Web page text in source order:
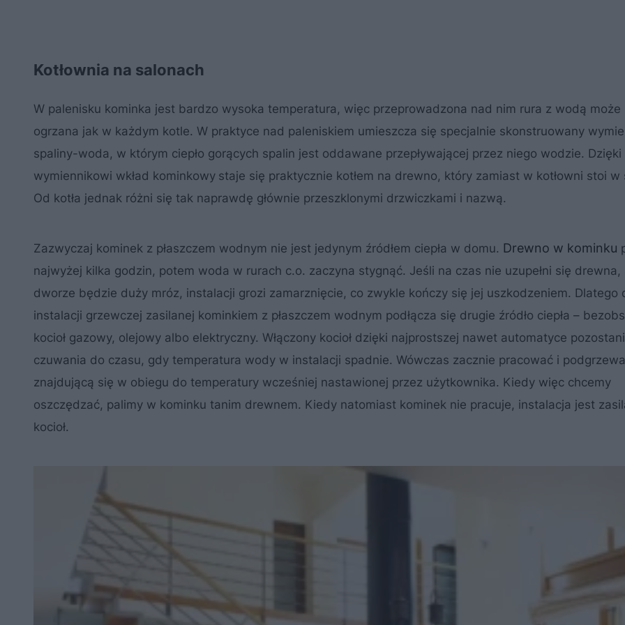
Kotłownia na salonach
W palenisku kominka jest bardzo wysoka temperatura, więc przeprowadzona nad nim rura z wodą może
ogrzana jak w każdym kotle. W praktyce nad paleniskiem umieszcza się specjalnie skonstruowany
spaliny-woda, w którym ciepło gorących spalin jest oddawane przepływającej przez niego wodzie. Dzięki
wymiennikowi wkład kominkowy staje się praktycznie kotłem na drewno, który zamiast w kotłowni stoi w
Od kotła jednak różni się tak naprawdę głównie przeszklonymi drzwiczkami i nazwą.
Zazwyczaj kominek z płaszczem wodnym nie jest jedynym źródłem ciepła w domu. Drewno w kominku
najwyżej kilka godzin, potem woda w rurach c.o. zaczyna stygnąć. Jeśli na czas nie uzupełni się drewna,
dworze będzie duży mróz, instalacji grozi zamarznięcie, co zwykle kończy się jej uszkodzeniem. Dlatego
instalacji grzewczej zasilanej kominkiem z płaszczem wodnym podłącza się drugie źródło ciepła –
kocioł gazowy, olejowy albo elektryczny. Włączony kocioł dzięki najprostszej nawet automatyce
czuwania do czasu, gdy temperatura wody w instalacji spadnie. Wówczas zacznie pracować i
znajdującą się w obiegu do temperatury wcześniej nastawionej przez użytkownika. Kiedy więc chcemy
oszczędzać, palimy w kominku tanim drewnem. Kiedy natomiast kominek nie pracuje, instalacja jest
kocioł.